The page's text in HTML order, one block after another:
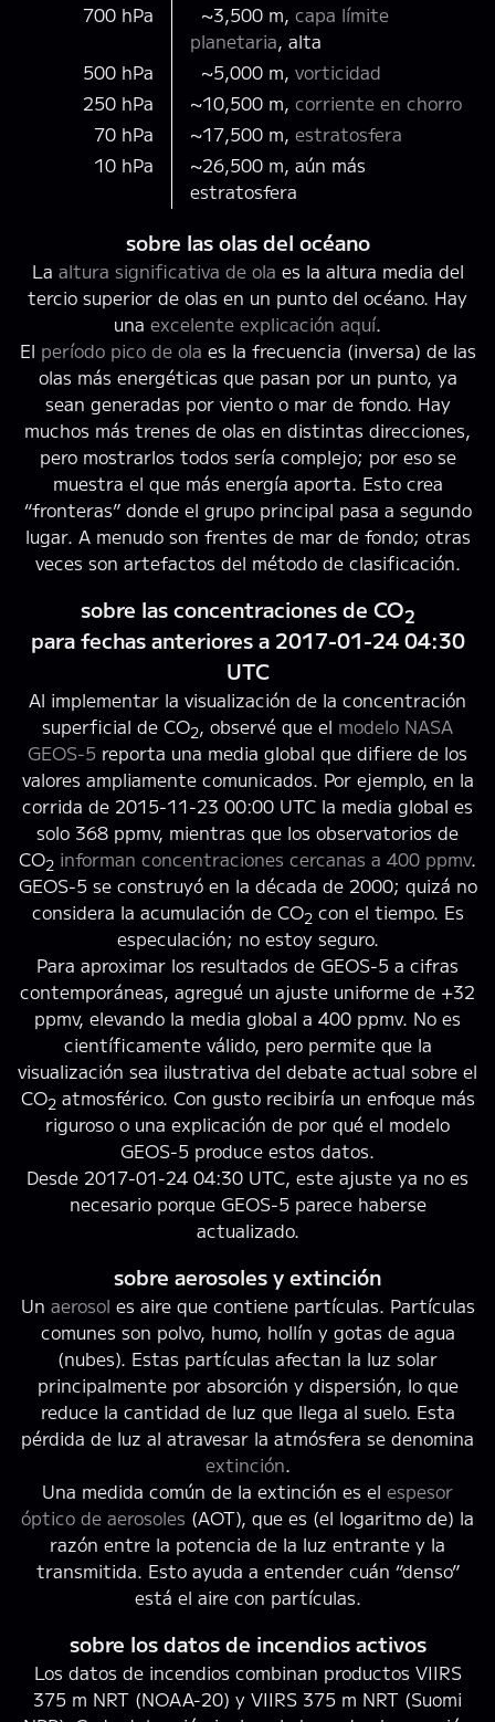
700 hPa
~3,500 m, capa límite
planetaria, alta
500 hPa
~5,000 m, vorticidad
250 hPa
~10,500 m, corriente en chorro
70 hPa
~17,500 m, estratosfera
10 hPa
~26,500 m, aún más
estratosfera
sobre las olas del océano
La altura significativa de ola es la altura media del
tercio superior de olas en un punto del océano. Hay
una excelente explicación aquí.
El período pico de ola es la frecuencia (inversa) de las
olas más energéticas que pasan por un punto, ya
sean generadas por viento o mar de fondo. Hay
muchos más trenes de olas en distintas direcciones,
pero mostrarlos todos sería complejo; por eso se
muestra el que más energía aporta. Esto crea
“fronteras” donde el grupo principal pasa a segundo
lugar. A menudo son frentes de mar de fondo; otras
veces son artefactos del método de clasificación.
sobre las concentraciones de CO2
para fechas anteriores a 2017-01-24 04:30
UTC
Al implementar la visualización de la concentración
superficial de CO2, observé que el modelo NASA
GEOS-5 reporta una media global que difiere de los
valores ampliamente comunicados. Por ejemplo, en la
corrida de 2015-11-23 00:00 UTC la media global es
solo 368 ppmv, mientras que los observatorios de
CO2 informan concentraciones cercanas a 400 ppmv.
GEOS-5 se construyó en la década de 2000; quizá no
considera la acumulación de CO2con el tiempo. Es
especulación; no estoy seguro.
Para aproximar los resultados de GEOS-5 a cifras
contemporáneas, agregué un ajuste uniforme de +32
ppmv, elevando la media global a 400 ppmv. No es
científicamente válido, pero permite que la
visualización sea ilustrativa del debate actual sobre el
CO2atmosférico. Con gusto recibiría un enfoque más
riguroso o una explicación de por qué el modelo
GEOS-5 produce estos datos.
Desde 2017-01-24 04:30 UTC, este ajuste ya no es
necesario porque GEOS-5 parece haberse
actualizado.
sobre aerosoles y extinción
Un aerosol es aire que contiene partículas. Partículas
comunes son polvo, humo, hollín y gotas de agua
(nubes). Estas partículas afectan la luz solar
principalmente por absorción y dispersión, lo que
reduce la cantidad de luz que llega al suelo. Esta
pérdida de luz al atravesar la atmósfera se denomina
extinción.
Una medida común de la extinción es el espesor
óptico de aerosoles (AOT), que es (el logaritmo de) la
razón entre la potencia de la luz entrante y la
transmitida. Esto ayuda a entender cuán “denso”
está el aire con partículas.
sobre los datos de incendios activos
Los datos de incendios combinan productos VIIRS
375 m NRT (NOAA-20) y VIIRS 375 m NRT (Suomi